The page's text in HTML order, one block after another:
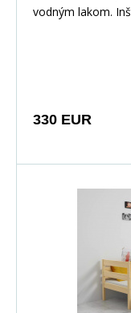
vodným lakom.
330 EUR